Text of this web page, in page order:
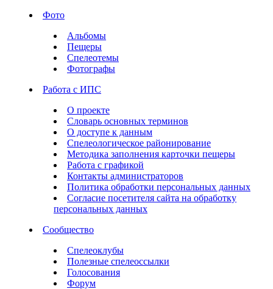
Фото
Альбомы
Пещеры
Спелеотемы
Фотографы
Работа с ИПС
О проекте
Словарь основных терминов
О доступе к данным
Спелеологическое районирование
Методика заполнения карточки пещеры
Работа с графикой
Контакты администраторов
Политика обработки персональных данных
Согласие посетителя сайта на обработку
персональных данных
Сообщество
Спелеоклубы
Полезные спелеоссылки
Голосования
Форум